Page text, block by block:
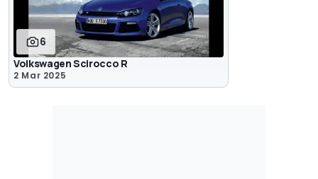
6
Volkswagen Scirocco R
2 Mar 2025